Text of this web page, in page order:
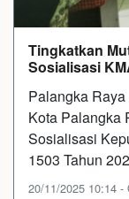
Tingkatkan
Sosialisasi
Palangka
Kota Palangka
Sosialisasi
1503 Tahun
20/11/2025 10:14 -